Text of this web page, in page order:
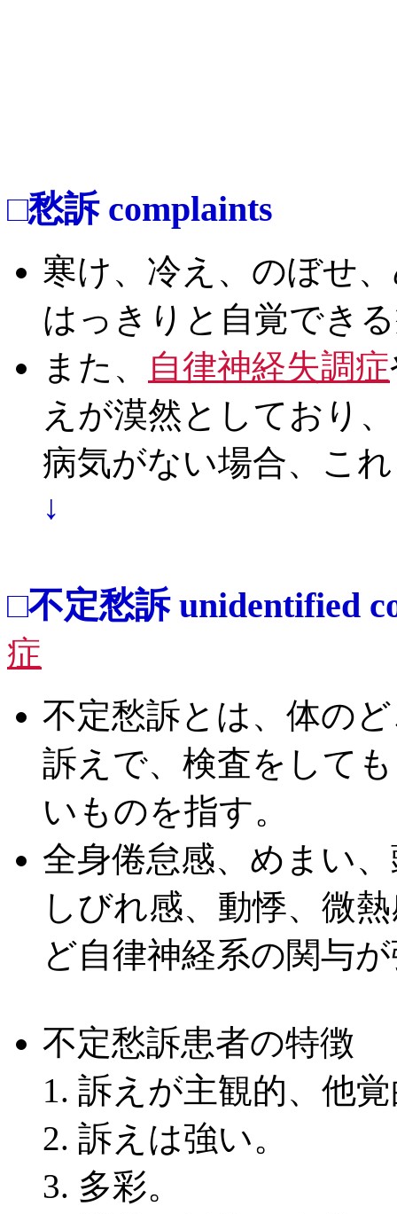
□愁訴 complaints
寒け、冷え、のぼせ
はっきりと自覚でき
また、
自律神経失調症
えが漠然としており
病気がない場合、こ
↓
□不定愁訴 unidentified
症
不定愁訴とは、体の
訴えで、検査をして
いものを指す。
全身倦怠感、めまい
しびれ感、動悸、微
ど自律神経系の関与
不定愁訴患者の特徴
訴えが主観的、他
訴えは強い。
多彩。